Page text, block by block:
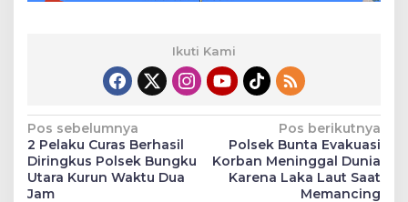
Ikuti Kami
Navigasi
pos
Pos sebelumnya
2 Pelaku Curas Berhasil
Diringkus Polsek Bungku
Utara Kurun Waktu Dua
Jam
Pos berikutnya
Polsek Bunta Evakuasi
Korban Meninggal Dunia
Karena Laka Laut Saat
Memancing